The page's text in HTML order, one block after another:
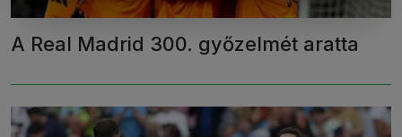
A Real Madrid 300. győzelmét aratta